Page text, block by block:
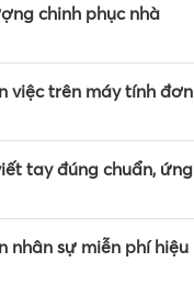
chinh phục nhà
việc trên máy tính đơn
tay đúng chuẩn, ứng
nhân sự miễn phí hiệu